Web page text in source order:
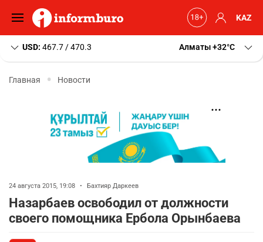
KAZ
USD: 467.7 / 470.3 Алматы+32 C
Главная Новости
24 августа 2015, 19:08 • Бахтияр Даркеев
Назарбаев освободил от должности
своего помощника Ербола Орынбаева